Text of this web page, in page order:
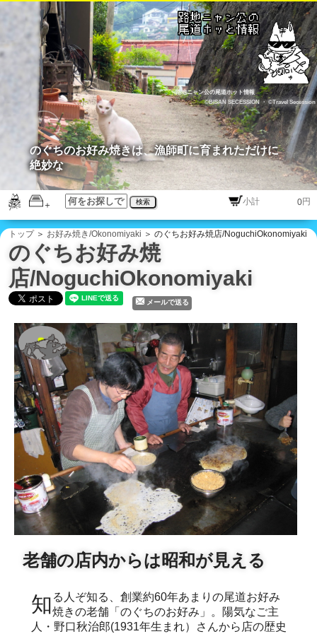
路地ニャン公の尾道ホット情報
©BISAN SECESSION
・©Travel Secession
検索 円
のぐちのお好み焼きは、漁師町に育まれただけに
絶妙な
トップ＞ お好み焼き/Okonomiyaki ＞ のぐちお好み焼店/NoguchiOkonomiyaki
のぐちお好み焼
店/NoguchiOkonomiyaki
メールで送る
老舗の店内からは昭和が見える
知る人ぞ知る、創業約60年あまりの尾道お好み焼きの老舗「のぐちのお好み」。陽気なご主
人・野口秋治郎(1931年生まれ）さんから店の歴史